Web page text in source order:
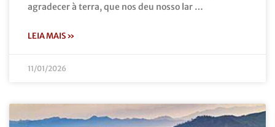
agradecer à terra, que nos deu nosso lar …
LEIA MAIS »
11/01/2026